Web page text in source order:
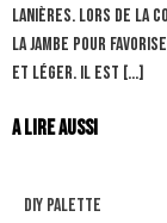
lanières. Lors de la
la jambe pour
et léger. Il est […]
A lire aussi
diy palette